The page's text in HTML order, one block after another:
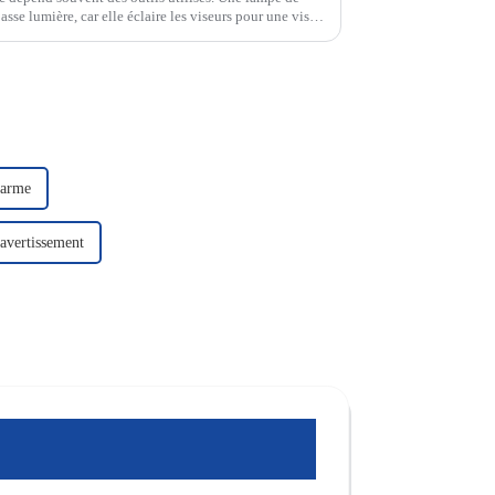
lumière, car elle éclaire les viseurs pour une visée